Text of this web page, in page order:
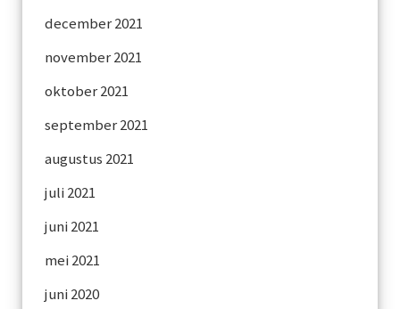
december 2021
november 2021
oktober 2021
september 2021
augustus 2021
juli 2021
juni 2021
mei 2021
juni 2020